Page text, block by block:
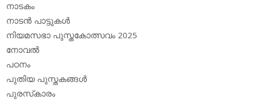
നാടകം
നാടന്‍ പാട്ടുകള്‍
നിയമസഭാ പുസ്തകോത്സവം 2025
നോവല്‍
പഠനം
പുതിയ പുസ്തകങ്ങള്‍
പുരസ്‌കാരം